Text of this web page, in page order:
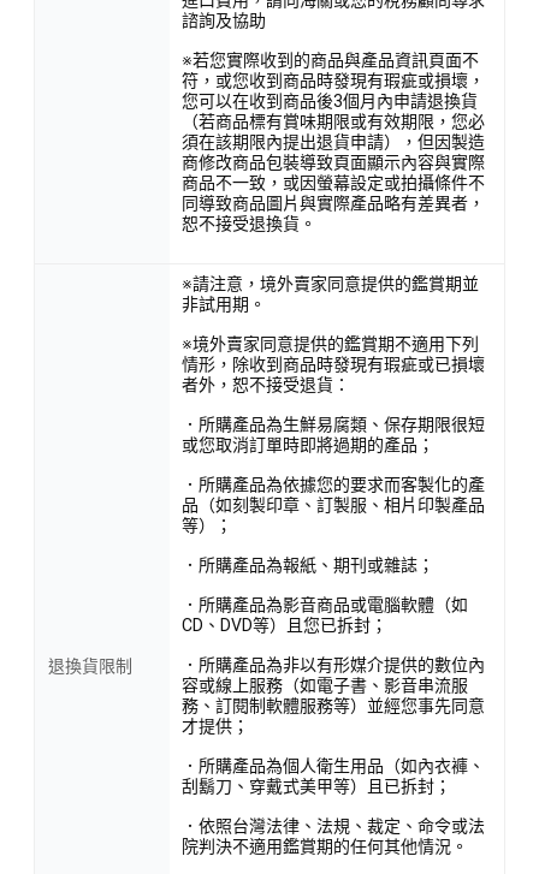
諮詢及協助
※若您實際收到的商品與產品資訊頁面不
符，或您收到商品時發現有瑕疵或損壞，
您可以在收到商品後3個月內申請退換貨
（若商品標有賞味期限或有效期限，您必
須在該期限內提出退貨申請），但因製造
商修改商品包裝導致頁面顯示內容與實際
商品不一致，或因螢幕設定或拍攝條件不
同導致商品圖片與實際產品略有差異者，
恕不接受退換貨。
退換貨限制
※請注意，境外賣家同意提供的鑑賞期並
非試用期。
※境外賣家同意提供的鑑賞期不適用下列
情形，除收到商品時發現有瑕疵或已損壞
者外，恕不接受退貨：
．所購產品為生鮮易腐類、保存期限很短
或您取消訂單時即將過期的產品；
．所購產品為依據您的要求而客製化的產
品（如刻製印章、訂製服、相片印製產品
等）；
．所購產品為報紙、期刊或雜誌；
．所購產品為影音商品或電腦軟體（如
CD、DVD等）且您已拆封；
．所購產品為非以有形媒介提供的數位內
容或線上服務（如電子書、影音串流服
務、訂閱制軟體服務等）並經您事先同意
才提供；
．所購產品為個人衛生用品（如內衣褲、
刮鬍刀、穿戴式美甲等）且已拆封；
．依照台灣法律、法規、裁定、命令或法
院判決不適用鑑賞期的任何其他情況。